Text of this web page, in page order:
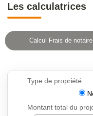
Les calculatrices
Calcul Frais de notaire